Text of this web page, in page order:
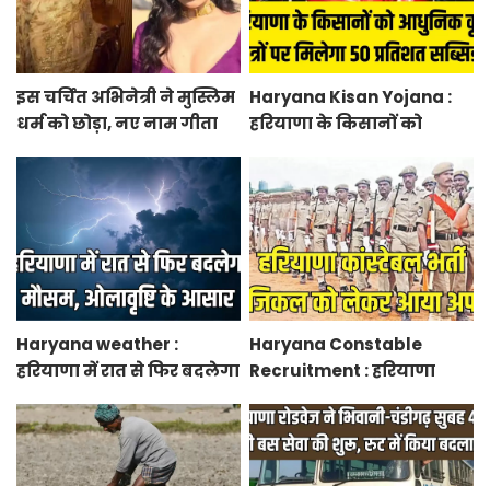
इस चर्चित अभिनेत्री ने मुस्लिम
धर्म को छोड़ा, नए नाम गीता
Haryana Kisan Yojana :
हरियाणा के किसानों को
50 प्रतिशत सब्सिडी, फटाफट
करें आवेदन
Haryana weather :
हरियाणा में रात से फिर बदलेगा
Haryana Constable
Recruitment : हरियाणा
लेकर आया अपडेट, हर पद के
लिए 55 युवाओं ने किया
आवेदन